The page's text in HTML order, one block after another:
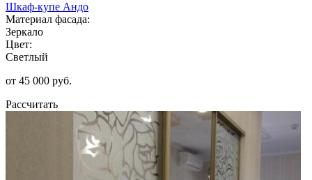
Шкаф-купе Андо
Материал фасада:
Зеркало
Цвет:
Светлый
от 45 000 руб.
Рассчитать